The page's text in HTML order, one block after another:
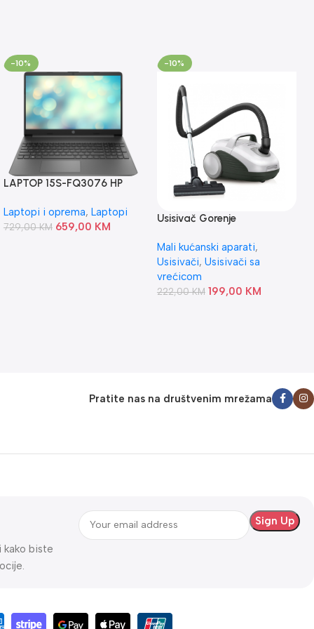
-10%
LAPTOP 15S-FQ3076 HP
Laptopi i oprema, Laptopi
729,00KM 659,00 KM
-10%
Usisivač Gorenje
Mali kućanski aparati,
Usisivači, Usisivači sa
vrećicom
222,00KM 199,00 KM
Pratite nas na društvenim mrežama
kako biste